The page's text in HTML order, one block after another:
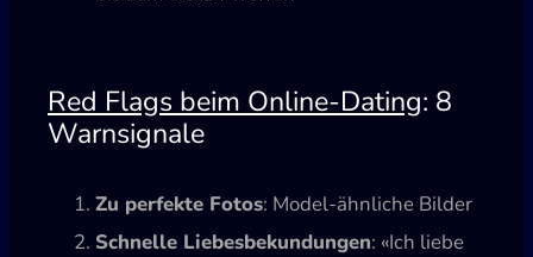
Red Flags beim Online-Dating: 8
Warnsignale
Zu perfekte Fotos: Model-ähnliche Bilder
Schnelle Liebesbekundungen: «Ich liebe